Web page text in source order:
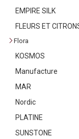
Фарфор
Декор
Бренды
EMPIRE SILK
FLEURS ET
Flora
KOSMOS
Manufacture
MAR
Nordic
PLATINE
SUNSTONE